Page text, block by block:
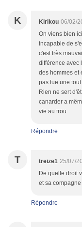
K Kirikou 06/02/
On viens bien
incapable de
c'est très
différence avec
des hommes et
pas tue une
Rien ne sert
canarder a
vie au trou
Répondre
T treize1 25/07/
De quelle droit
et sa
Répondre